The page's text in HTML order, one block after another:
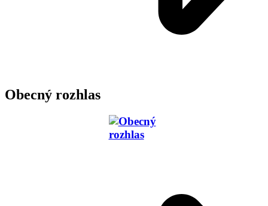
Obecný rozhlas